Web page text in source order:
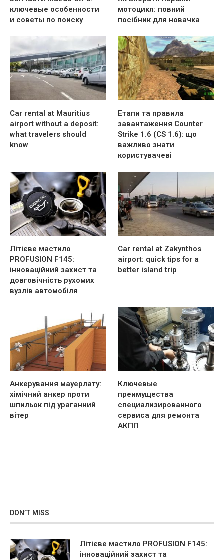
ключевые особенности
и советы по поиску
мотоцикл: повний
посібник для новачка
Car rental at Mauritius
airport without a deposit:
what travelers should
know
Етапи та правила
завантаження Counter
Strike 1.6 (CS 1.6): що
важливо знати
користувачеві
Літієве мастило
PROFUSION F145:
інноваційний захист та
довговічність рухомих
вузлів автомобіля
Car rental at Zakynthos
airport: quick tips for a
better island trip
Анкерування мауерлату:
хімічний анкер проти
шпильок під ураганний
вітер
Ключевые
преимущества
специализированного
сервиса для ремонта
АКПП
DON’T MISS
Літієве мастило PROFUSION F145:
інноваційний захист та